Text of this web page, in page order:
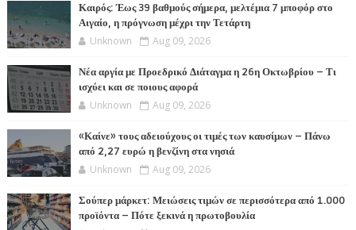
Καιρός: Έως 39 βαθμούς σήμερα, μελτέμια 7 μποφόρ στο
Αιγαίο, η πρόγνωση μέχρι την Τετάρτη
Unknown Aug 09, 2026
Νέα αργία με Προεδρικό Διάταγμα η 26η Οκτωβρίου – Τι
ισχύει και σε ποιους αφορά
Unknown Aug 09, 2026
«Καίνε» τους αδειούχους οι τιμές των καυσίμων – Πάνω
από 2,27 ευρώ η βενζίνη στα νησιά
Unknown Aug 09, 2026
Σούπερ μάρκετ: Μειώσεις τιμών σε περισσότερα από 1.000
προϊόντα – Πότε ξεκινά η πρωτοβουλία